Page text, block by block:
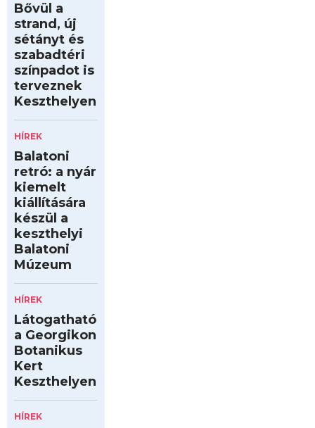
Bővül a
strand, új
sétányt és
szabadtéri
színpadot is
terveznek
Keszthelyen
HÍREK
Balatoni
retró: a nyár
kiemelt
kiállítására
készül a
keszthelyi
Balatoni
Múzeum
HÍREK
Látogatható
a Georgikon
Botanikus
Kert
Keszthelyen
HÍREK